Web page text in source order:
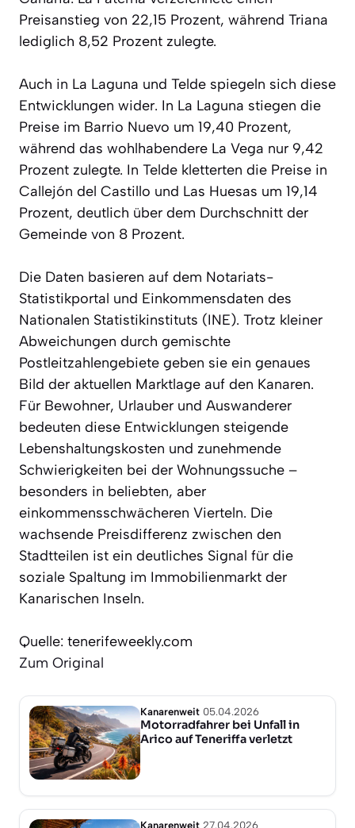
Preisanstieg von 22,15 Prozent, während Triana
lediglich 8,52 Prozent zulegte.
Auch in La Laguna und Telde spiegeln sich diese
Entwicklungen wider. In La Laguna stiegen die
Preise im Barrio Nuevo um 19,40 Prozent,
während das wohlhabendere La Vega nur 9,42
Prozent zulegte. In Telde kletterten die Preise in
Callejón del Castillo und Las Huesas um 19,14
Prozent, deutlich über dem Durchschnitt der
Gemeinde von 8 Prozent.
Die Daten basieren auf dem Notariats-
Statistikportal und Einkommensdaten des
Nationalen Statistikinstituts (INE). Trotz kleiner
Abweichungen durch gemischte
Postleitzahlengebiete geben sie ein genaues
Bild der aktuellen Marktlage auf den Kanaren.
Für Bewohner, Urlauber und Auswanderer
bedeuten diese Entwicklungen steigende
Lebenshaltungskosten und zunehmende
Schwierigkeiten bei der Wohnungssuche –
besonders in beliebten, aber
einkommensschwächeren Vierteln. Die
wachsende Preisdifferenz zwischen den
Stadtteilen ist ein deutliches Signal für die
soziale Spaltung im Immobilienmarkt der
Kanarischen Inseln.
Quelle: tenerifeweekly.com
Zum Original
Kanarenweit 05.04.2026
Motorradfahrer bei Unfall in
Arico auf Teneriffa verletzt
Kanarenweit 27.04.2026